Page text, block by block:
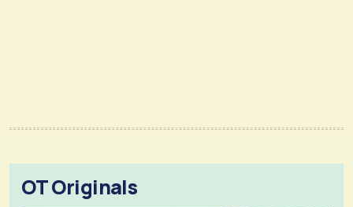
OT Originals